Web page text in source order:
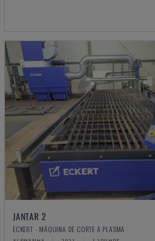
JANTAR 2
ECKERT - MÁQUINA DE CORTE A PLASMA